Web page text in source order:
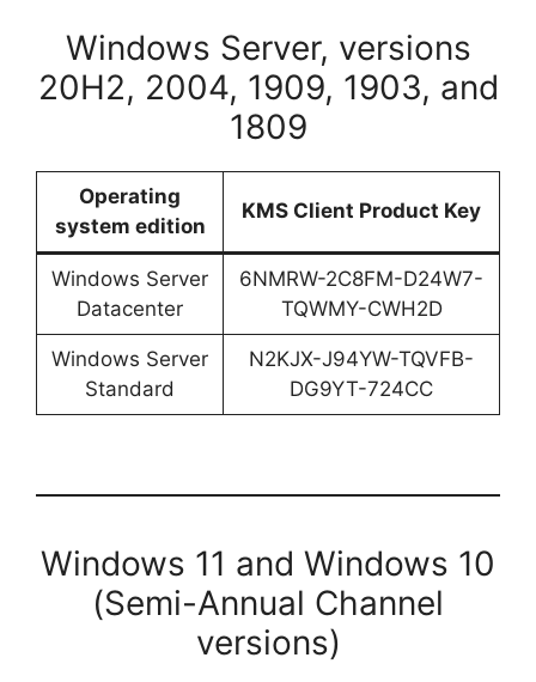
Windows Server, versions
20H2, 2004, 1909, 1903, and
1809
Operating
system edition
KMS Client Product Key
Windows Server
Datacenter
6NMRW-2C8FM-D24W7-
TQWMY-CWH2D
Windows Server
Standard
N2KJX-J94YW-TQVFB-
DG9YT-724CC
Windows 11 and Windows 10
(Semi-Annual Channel
versions)